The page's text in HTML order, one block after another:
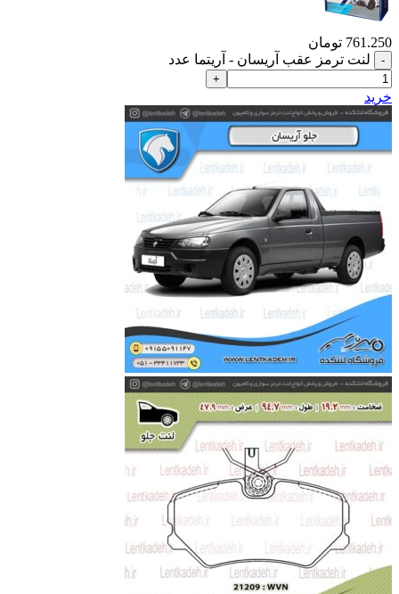
761.250 تومان
لنت ترمز عقب آریسان - آریتما عدد
خرید